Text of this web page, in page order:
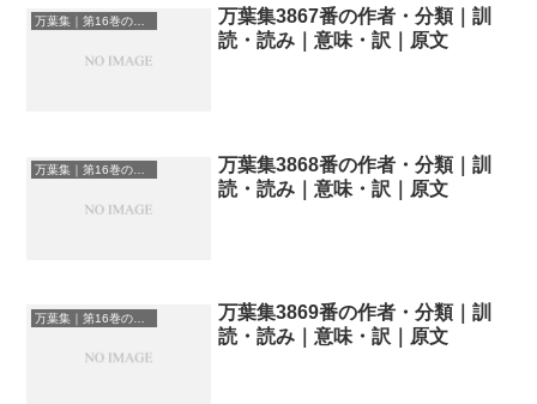
万葉集｜第16巻の和歌一覧
万葉集3867番の作者・分類｜訓
読・読み｜意味・訳｜原文
万葉集｜第16巻の和歌一覧
万葉集3868番の作者・分類｜訓
読・読み｜意味・訳｜原文
万葉集｜第16巻の和歌一覧
万葉集3869番の作者・分類｜訓
読・読み｜意味・訳｜原文